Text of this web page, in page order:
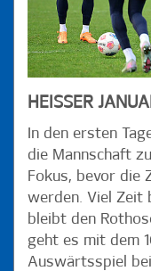
HEISSER JANUAR
In den ersten
die Mannschaft
Fokus, bevor die
werden. Viel Zeit
bleibt den
geht es mit dem
Auswärtsspiel